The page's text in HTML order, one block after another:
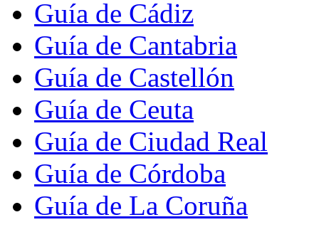
Guía de Cádiz
Guía de Cantabria
Guía de Castellón
Guía de Ceuta
Guía de Ciudad Real
Guía de Córdoba
Guía de La Coruña